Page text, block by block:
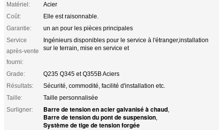
Matériel:
Acier
Coût:
Elle est raisonnable.
Garantie:
un an pour les pièces principales
Service
après-vente
fourni:
Ingénieurs disponibles pour le service à l'étranger,installation
sur le terrain, mise en service et
Grade:
Q235 Q345 et Q355B Aciers
Résultats:
Sécurité, commodité, facilité d'installation etc.
Taille:
Taille personnalisée
Surligner:
Barre de tension en acier galvanisé à chaud,
Barre de tension du pont de suspension,
Système de tige de tension forgée